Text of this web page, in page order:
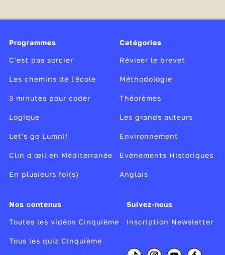
incontestés sont Mozart, Haydn... et
Programmes
C'est pas sorcier
Les chemins de l'école
3 minutes pour coder
Logique
Let's go Lumni!
Clin d'œil en Méditerranée
En plusieurs foi(s)
Catégories
Réviser le brevet
Méthodologie
Théorèmes
Les grands auteurs
Environnement
Evènements Historiques
Anglais
Nos contenus
Toutes les vidéos Cinquième
Tous les quiz Cinquième
Suivez-nous
Inscription Newsletter